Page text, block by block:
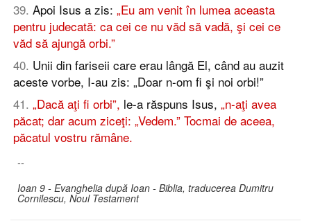
39. Apoi Isus a zis: „Eu am venit în lumea aceasta
pentru judecată: ca cei ce nu văd să vadă, şi cei ce
văd să ajungă orbi.”
40. Unii din fariseii care erau lângă El, când au auzit
aceste vorbe, I-au zis: „Doar n-om fi şi noi orbi!”
41. „Dacă aţi fi orbi”, le-a răspuns Isus, „n-aţi avea
păcat; dar acum ziceţi: „Vedem.” Tocmai de aceea,
păcatul vostru rămâne.
--
Ioan 9 - Evanghelia după Ioan - Biblia, traducerea Dumitru
Cornilescu, Noul Testament